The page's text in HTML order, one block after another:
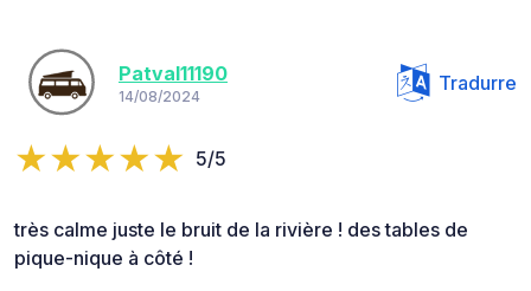
Patval11190
14/08/2024
Tradurre
5/5
très calme juste le bruit de la rivière ! des tables de
pique-nique à côté !